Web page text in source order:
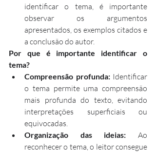
identificar o tema, é importante
observar os argumentos
apresentados, os exemplos citados e
a conclusão do autor.
Por que é importante identificar o
tema?
Compreensão profunda: Identificar
o tema permite uma compreensão
mais profunda do texto, evitando
interpretações superficiais ou
equivocadas.
Organização das ideias: Ao
reconhecer o tema, o leitor consegue